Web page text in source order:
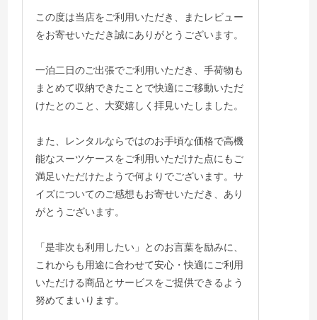
この度は当店をご利用いただき、またレビュー
をお寄せいただき誠にありがとうございます。
一泊二日のご出張でご利用いただき、手荷物も
まとめて収納できたことで快適にご移動いただ
けたとのこと、大変嬉しく拝見いたしました。
また、レンタルならではのお手頃な価格で高機
能なスーツケースをご利用いただけた点にもご
満足いただけたようで何よりでございます。サ
イズについてのご感想もお寄せいただき、あり
がとうございます。
「是非次も利用したい」とのお言葉を励みに、
これからも用途に合わせて安心・快適にご利用
いただける商品とサービスをご提供できるよう
努めてまいります。